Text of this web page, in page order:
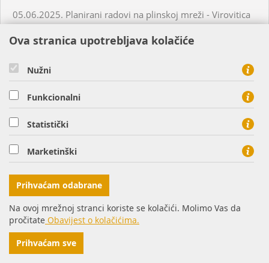
05.06.2025. Planirani radovi na plinskoj mreži - Virovitica
05.06.2025. Planirani radovi na plinskoj mreži - Virovitica
05.06.2025. Planirani radovi na plinskoj mreži - Virovitica
05.06.2025. Neplanirani radovi na plinskoj mreži -
Virovitica
05.06.2025. Neplanirani radovi na plinskoj mreži -
Ordanja
06.06.2025. Planirani radovi na plinskoj mreži - Osijek
06.06.2025. Planirani radovi na plinskoj mreži - Virovitica
Ova stranica upotrebljava kolačiće
Nužni
Funkcionalni
Statistički
Marketinški
Prihvaćam odabrane
Na ovoj mrežnoj stranci koriste se kolačići. Molimo Vas da
pročitate Obavijest o kolačićima.
Prihvaćam sve